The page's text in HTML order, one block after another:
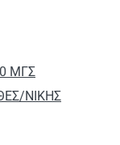
ΜΓΣ
ΝΙΚΗΣ